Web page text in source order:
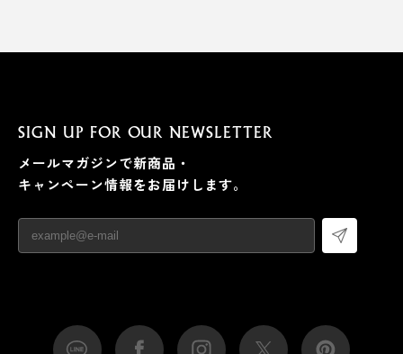
SIGN UP FOR OUR NEWSLETTER
メールマガジンで新商品・
キャンペーン情報をお届けします。